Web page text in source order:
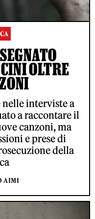
OLTRE
interviste a
a raccontare il
canzoni, ma
e prese di
della
AIMI